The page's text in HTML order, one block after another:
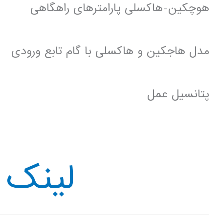
هوچکین-هاکسلی پارامترهای راهگاهی
مدل هاجکین و هاکسلی با گام تابع ورودی
پتانسیل عمل
لینک